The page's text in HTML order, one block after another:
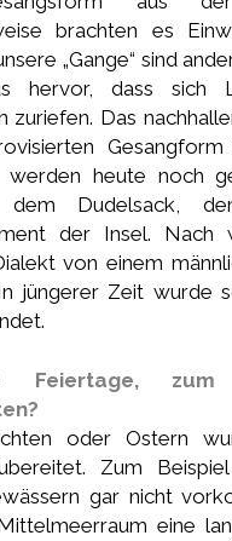
brachten es
„Gange“ sind
hervor, dass sich
zuriefen. Das
werden heute noch
Dudelsack,
der Insel.
von einem
jüngerer Zeit wurde
Feiertage,
oder Ostern
Zum
gar nicht
eine